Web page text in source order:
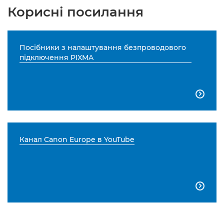
Корисні посилання
Посібники з налаштування безпроводового
підключення PIXMA

Канал Canon Europe в YouTube
